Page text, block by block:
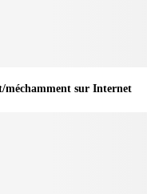
méchamment sur Internet